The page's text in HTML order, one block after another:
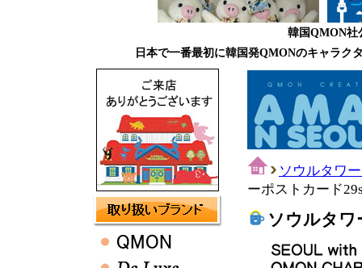
韓国QMON社
日本で一番最初に韓国発QMONのキャラク
ソウルタワ
ーポストカード
ソウルタワ